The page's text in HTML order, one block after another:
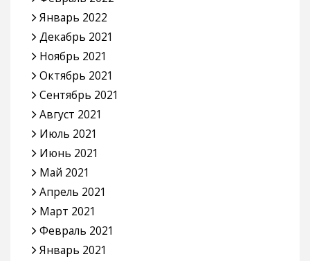
Январь 2022
Декабрь 2021
Ноябрь 2021
Октябрь 2021
Сентябрь 2021
Август 2021
Июль 2021
Июнь 2021
Май 2021
Апрель 2021
Март 2021
Февраль 2021
Январь 2021